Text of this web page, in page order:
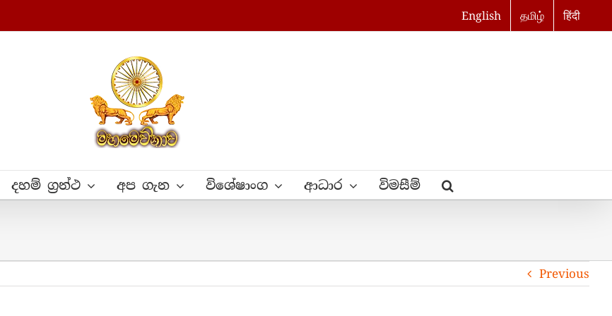
English தமிழ் हिंदी
දහම් ග්‍රන්ථ අප ගැන විශේෂාංග ආධාර විමසීම්
Previous